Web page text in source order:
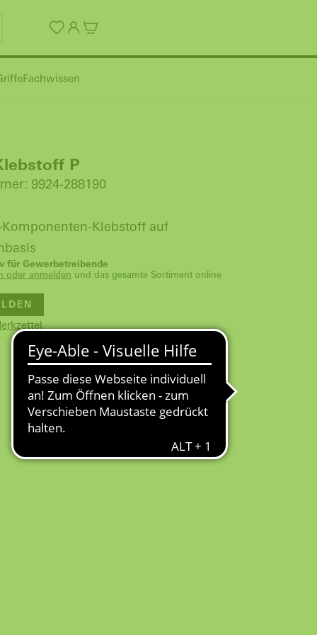
Fachwissen
P
9924-288190
Komponenten-Klebstoff auf
für Gewerbetreibende
oder anmelden und das gesamte Sortiment online